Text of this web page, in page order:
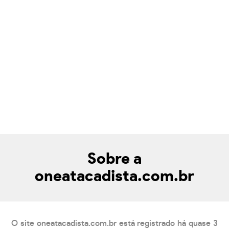
Sobre a
oneatacadista.com.br
O site oneatacadista.com.br está registrado há quase 3